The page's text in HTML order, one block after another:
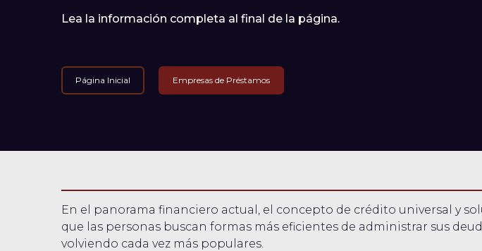
Lea la información completa al final de la página.
Página Inicial Empresas de Préstamos
En el panorama financiero actual, el concepto de crédito universal y
que las personas buscan formas más eficientes de administrar sus
volviendo cada vez más populares.